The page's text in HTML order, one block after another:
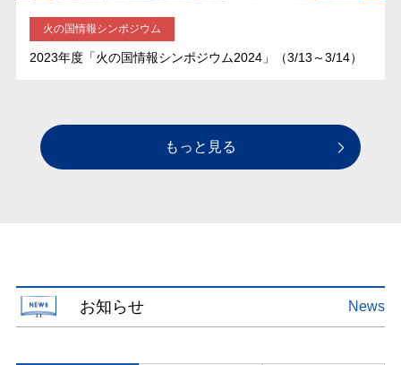
火の国情報シンポジウム
2023年度「火の国情報シンポジウム2024」（3/13～3/14）
もっと見る
お知らせ News